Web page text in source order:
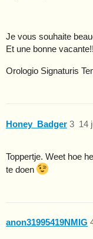
Je vous souhaite
Et une bonne vacante!!
Orologio Signaturis
Honey_Badger 14
3
Toppertje. Weet hoe
te doen
anon31995419NMIG